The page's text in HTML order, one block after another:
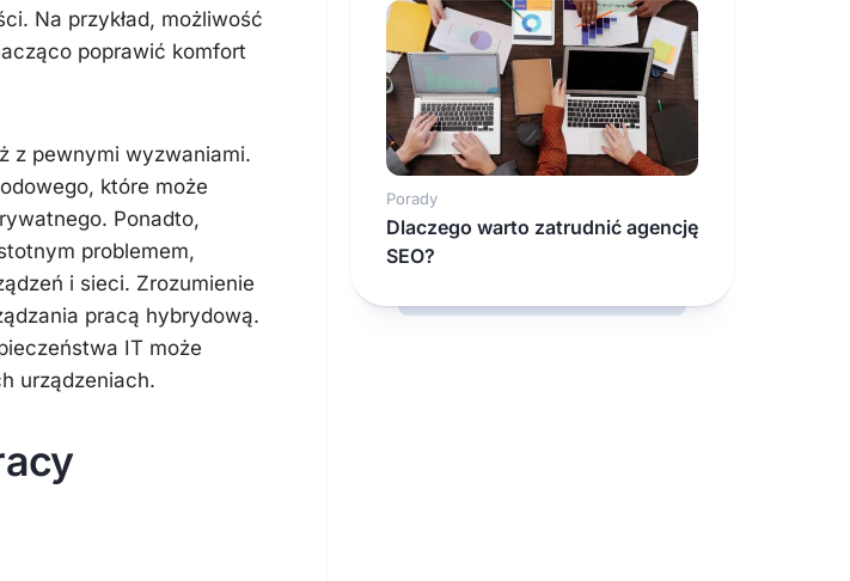
Na przykład, możliwość
poprawić komfort
z pewnymi wyzwaniami.
które może
Ponadto,
problemem,
i sieci. Zrozumienie
pracą hybrydową.
IT może
urządzeniach.
Porady
Dlaczego warto zatrudnić agencję
SEO?